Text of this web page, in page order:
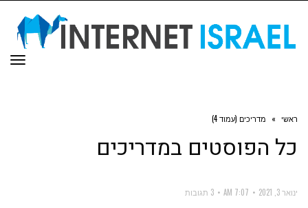
ראשי » מדריכים (עמוד 4)
כל הפוסטים במדריכים
ינואר 3, 2021 7:07 AM 3 תגובות